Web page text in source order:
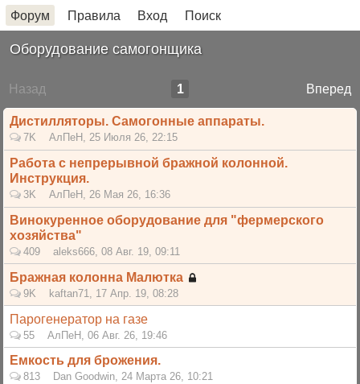
Форум Правила Вход Поиск
Оборудование самогонщика
Назад Вперед
1
Дистилляторы. Самогонные аппараты.
7K АлПеН , 25 Июля 26, 22:15
Работа с непрерывной бражной колонной.
Инструкция.
3K АлПеН , 26 Мая 26, 16:36
Винокуренное оборудование для "фермерского
хозяйства"
409 aleks666, 08 Авг. 19, 09:11
Бражная колонна Малютка
9K kaftan71 17 Апр. 19, 08:28
Парогенератор на газе
55 АлПеН, 06 Авг. 26, 19:46
Емкость для брожения.
813 Dan Goodwin, 24 Марта 26, 10:21